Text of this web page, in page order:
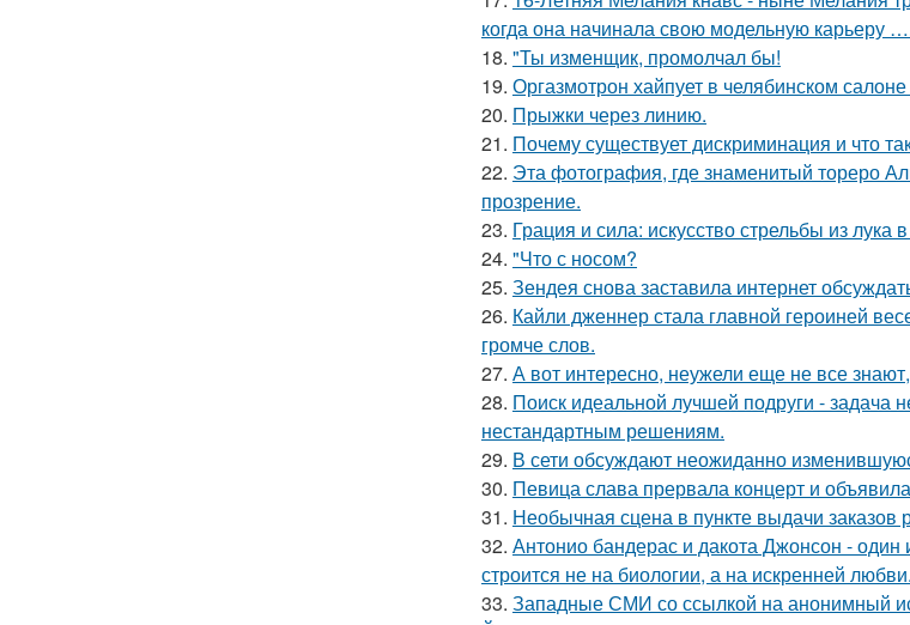
когда она начинала свою модельную карьеру
18. "Ты изменщик, промолчал бы!
19. Оргазмотрон хайпует в челябинском
20. Прыжки через линию.
21. Почему существует дискриминация и что
22. Эта фотография, где знаменитый тореро
прозрение.
23. Грация и сила: искусство стрельбы из лука в
24. "Что с носом?
25. Зендея снова заставила интернет
26. Кайли дженнер стала главной героиней
громче слов.
27. А вот интересно, неужели еще не все
28. Поиск идеальной лучшей подруги - задача
нестандартным решениям.
29. В сети обсуждают неожиданно
30. Певица слава прервала концерт и
31. Необычная сцена в пункте выдачи заказов
32. Антонио бандерас и дакота Джонсон -
строится не на биологии, а на искренней любви.
33. Западные СМИ со ссылкой на анонимный